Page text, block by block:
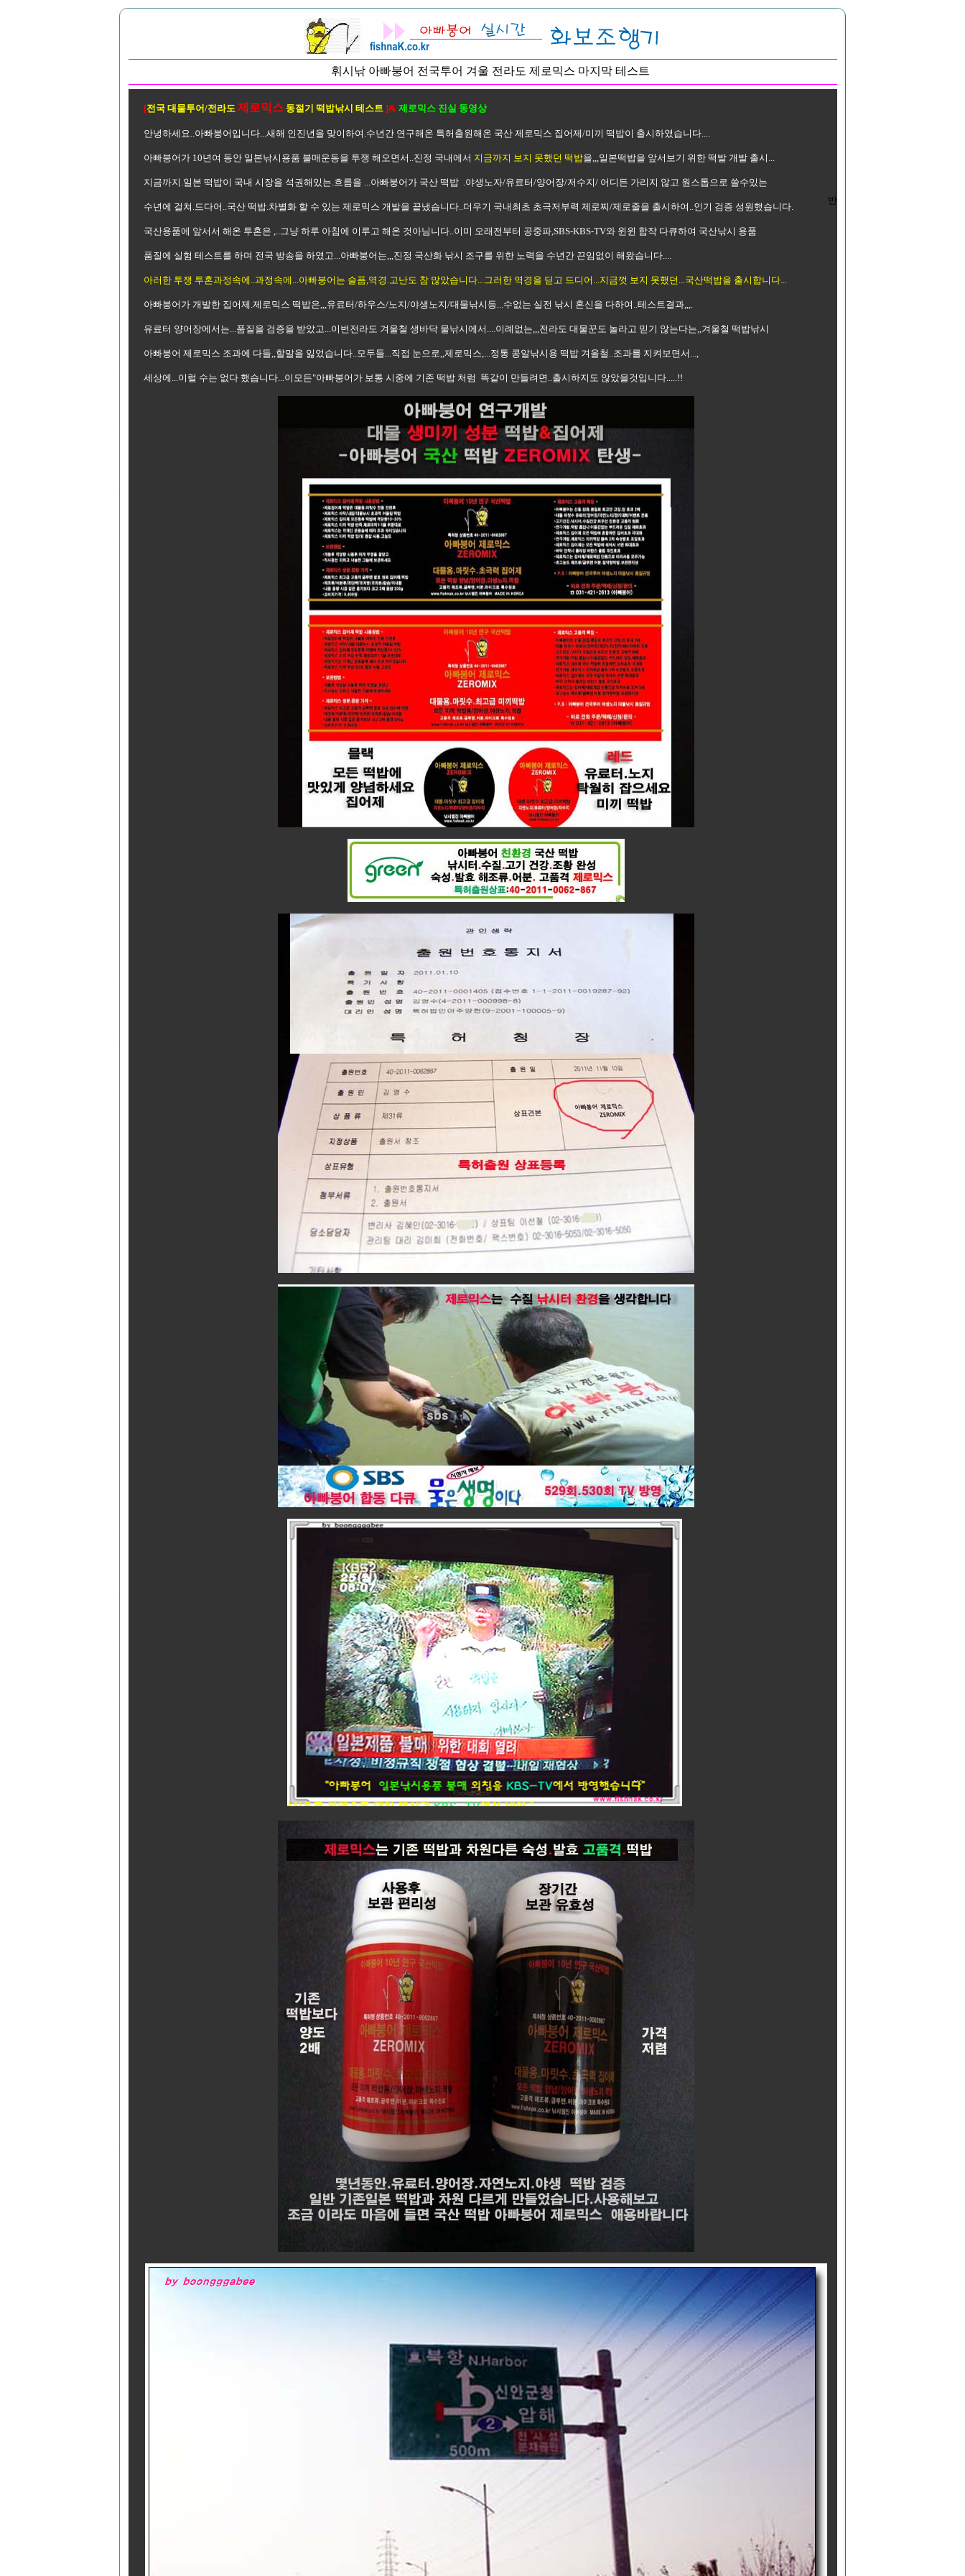
휘시낚 아빠붕어 전국투어 겨울 전라도 제로믹스 마지막 테스트
[전국 대물투어/전라도 제로믹스 동절기 떡밥낚시 테스트 ]& 제로믹스 진실 동영상
안녕하세요..아빠붕어입니다...새해 인진년을 맞이하여.수년간 연구해온 특허출원해온 국산 제로믹스 집어제/미끼 떡밥이 출시하였습니다....
아빠붕어가 10년여 동안 일본낚시용품 불매운동을 투쟁 해오면서..진정 국내에서 지금까지 보지 못했던 떡밥을,,,일본떡밥을 앞서보기 위한 떡발 개발 출시...
지금까지.일본 떡밥이 국내 시장을 석권해있는.흐름을 ...아빠붕어가 국산 떡밥 .야생노자/유료터/양어장/저수지/ 어디든 가리지 않고 원스톱으로 쓸수있는
수년에 걸쳐.드다어..국산 떡밥.차별화 할 수 있는 제로믹스 개발을 끝냈습니다..더우기 국내최초 초극저부력 제로찌/제로줄을 출시하여..인기 검증 성원했습니다.
국산용품에 앞서서 해온 투혼은 ,..그냥 하루 아침에 이루고 해온 것아님니다..이미 오래전부터 공중파,SBS-KBS-TV와 윈윈 합작 다큐하여 국산낚시 용품
반
품질에 실험 테스트를 하며 전국 방송을 하였고...아빠붕어는,,,진정 국산화 낚시 조구를 위한 노력을 수년간 끈임없이 해왔습니다....
아러한 투쟁 투혼과정속에..과정속에...아빠붕어는 슬픔,역경.고난도 참 많았습니다...그러한 역경을 딛고 드디어...지금껏 보지 못했던...국산떡밥을 출시합니다...
아빠붕어가 개발한 집어제.제로믹스 떡밥은,,,유료터/하우스/노지/야생노지/대물낚시등...수없는 실전 낚시 혼신을 다하여..테스트결과,,,.
유료터 양어장에서는...품질을 검증을 받았고...이번전라도 겨울철 생바닥 물낚시에서....이례없는,,,전라도 대물꾼도 놀라고 믿기 않는다는,,겨울철 떡밥낚시
아빠붕어 제로믹스 조과에 다들,,할말을 잃었습니다..모두들...직접 눈으로,,제로믹스,...정통 콩알낚시용 떡밥 겨울철..조과를 지켜보면서...,
세상에...이럴 수는 없다 했습니다...이모든"아빠붕어가 보통 시중에 기존 떡밥 처럼 똑같이 만들려면..출시하지도 않았을것입니다.....!!